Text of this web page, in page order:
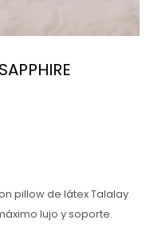
pillow de látex Talalay
lujo y soporte.